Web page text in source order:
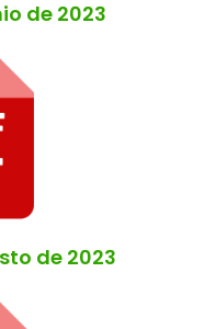
de 2023
de 2023